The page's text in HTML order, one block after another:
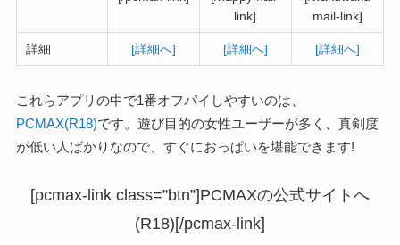
link]
mail-link]
詳細 [詳細へ] [詳細へ] [詳細へ]
これらアプリの中で1番オフパイしやすいのは、
PCMAX(R18)です。遊び目的の女性ユーザーが多く、真剣度
が低い人ばかりなので、すぐにおっぱいを堪能できます!
[pcmax-link class=”btn”]PCMAXの公式サイトへ
(R18)[/pcmax-link]